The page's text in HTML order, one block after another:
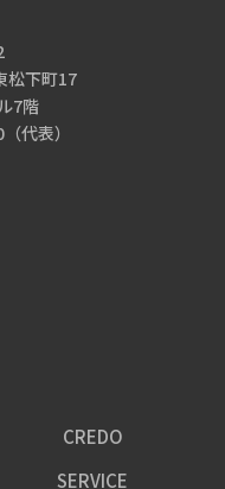
松下町17
7階
代表）
CREDO
SERVICE